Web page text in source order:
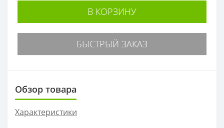
В КОРЗИНУ
БЫСТРЫЙ ЗАКАЗ
Обзор товара
Характеристики